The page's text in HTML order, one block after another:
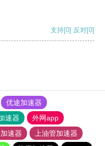
支持[0] 反对[0]
优途加速器
速器
外网app
速器
上油管加速器